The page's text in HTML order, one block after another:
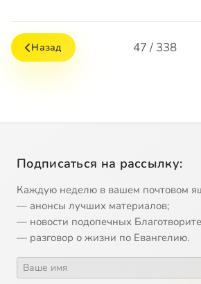
Назад 47 / 338
Подписаться на рассылку:
Каждую неделю в вашем почтовом
— анонсы лучших материалов;
— новости подопечных
— разговор о жизни по Евангелию.